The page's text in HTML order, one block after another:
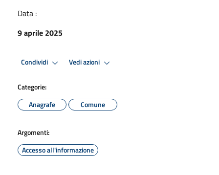
Data :
9 aprile 2025
Condividi Vedi azioni
Categorie:
Anagrafe
Comune
Argomenti:
Accesso all'informazione